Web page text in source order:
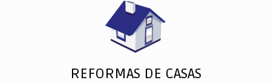
REFORMAS DE CASAS